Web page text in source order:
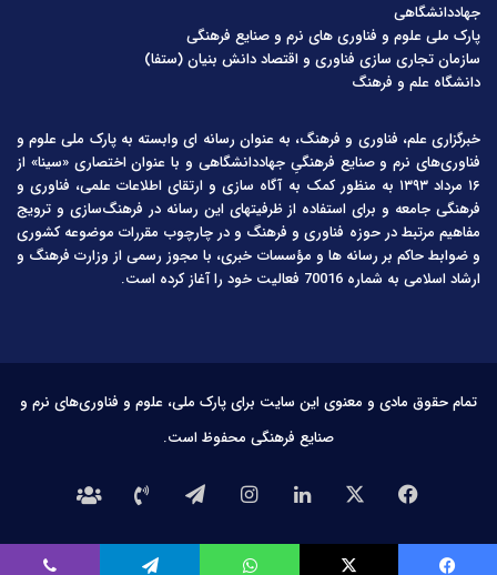
جهاددانشگاهی
پارک ملی علوم و فناوری های نرم و صنایع فرهنگی
سازمان تجاری سازی فناوری و اقتصاد دانش بنیان (ستفا)
دانشگاه علم و فرهنگ
خبرگزاری علم، فناوری و فرهنگ، به عنوان رسانه ای وابسته به پارک ملی علوم و
فناوری‌های نرم و صنایع فرهنگیِ جهاددانشگاهی و با عنوان اختصاری «سینا» از
۱۶ مرداد ۱۳۹۳ به منظور کمک به آگاه سازی و ارتقای اطلاعات علمی، فناوری و
فرهنگی جامعه و برای استفاده از ظرفیتهای این رسانه در فرهنگ‌سازی و ترویج
مفاهیم مرتبط در حوزه فناوری و فرهنگ و در چارچوب مقررات موضوعه کشوری
و ضوابط حاکم بر رسانه ها و مؤسسات خبری، با مجوز رسمی از وزارت فرهنگ و
ارشاد اسلامی به شماره 70016 فعالیت خود را آغاز کرده است.
تمام حقوق مادی و معنوی این سایت برای پارک ملی، علوم و فناوری‌های نرم و
صنایع فرهنگی محفوظ است.
فیس
بوک
لینکدیناینستاگرامتلگرامتماس
با
درباره
ما